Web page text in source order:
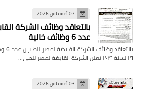
07 أغسطس 2026
بالتعاقد وظائف الشركة
عدد 6 وظائف خالية
٢٦ لسنة ٢٠٢٦ تعلن الشركة القابضة لمصر للطي…
03 أغسطس 2026